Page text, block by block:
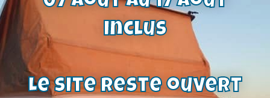
pour enjoliveurs de moyeux de roue
11,80€
Voir le produit
inclus
Le site reste ouvert